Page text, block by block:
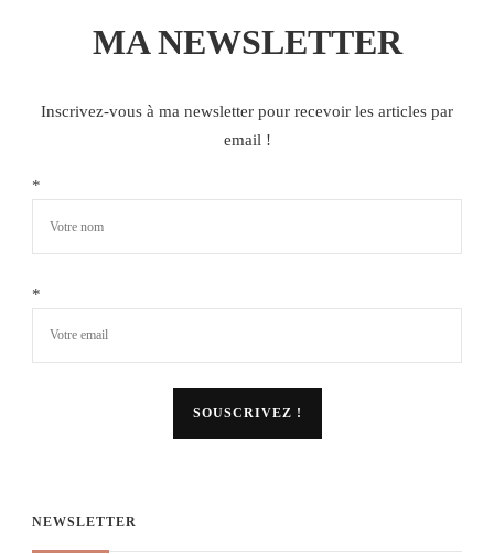
MA NEWSLETTER
Inscrivez-vous à ma newsletter pour recevoir les articles par
email !
*
*
NEWSLETTER